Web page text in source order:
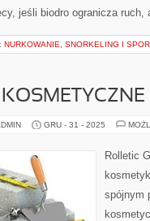
jeśli biodro ogranicza ruch,
NURKOWANIE, SNORKELING I
GRU - 31 - 2025
Rolletic
spójnym